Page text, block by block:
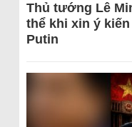
Thủ tướng Lê
thể khi xin ý
Putin